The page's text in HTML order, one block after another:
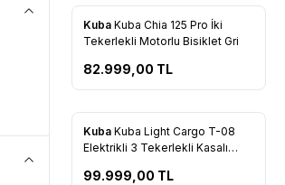
Kuba Kuba Chia 125 Pro İki
Tekerlekli Motorlu Bisiklet Gri
82.999,00 TL
Kuba Kuba Light Cargo T-08
Elektrikli 3 Tekerlekli Kasalı
99.999,00 TL